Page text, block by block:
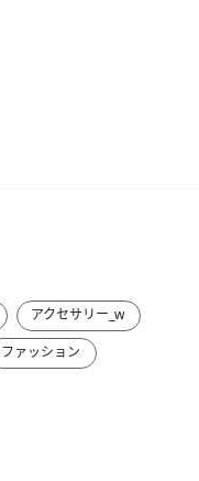
アクセサリー_w
ファッション